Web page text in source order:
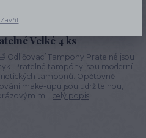
Velké 4 ks
Odličovací Tampony Pratelné jsou
Pratelné tampóny jsou moderní
tamponů. Opětovně
make-upu jsou udržitelnou,
m... celý popis
Zavřít